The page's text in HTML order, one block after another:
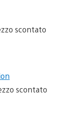
scontato
scontato